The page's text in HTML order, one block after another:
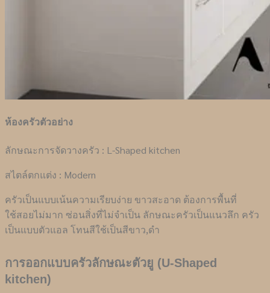
ห้องครัวตัวอย่าง
ลักษณะการจัดวางครัว : L-Shaped kitchen
สไตล์ตกแต่ง : Modern
ครัวเป็นแบบเน้นความเรียบง่าย ขาวสะอาด ต้องการพื้นที่
ใช้สอยไม่มาก ซ่อนสิ่งที่ไม่จำเป็น ลักษณะครัวเป็นแนวลึก ครัว
เป็นแบบตัวแอล โทนสีใช้เป็นสีขาว,ดำ
การออกแบบครัวลักษณะตัวยู (U-Shaped
kitchen)